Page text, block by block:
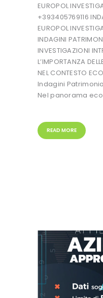
EUROPOL
+393405769116
EUROPOL
INDAGINI
INVESTIGAZIONI
L’IMPORTANZA
NEL CONTESTO
Indagini
Nel panorama
READ MORE